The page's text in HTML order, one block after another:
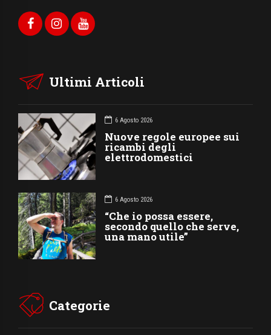
Ultimi Articoli
6 Agosto 2026
Nuove regole europee sui
ricambi degli
elettrodomestici
6 Agosto 2026
“Che io possa essere,
secondo quello che serve,
una mano utile”
Categorie